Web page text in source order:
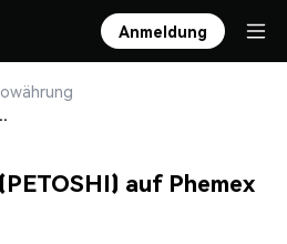
Anmeldung
und speichern
auf Phemex